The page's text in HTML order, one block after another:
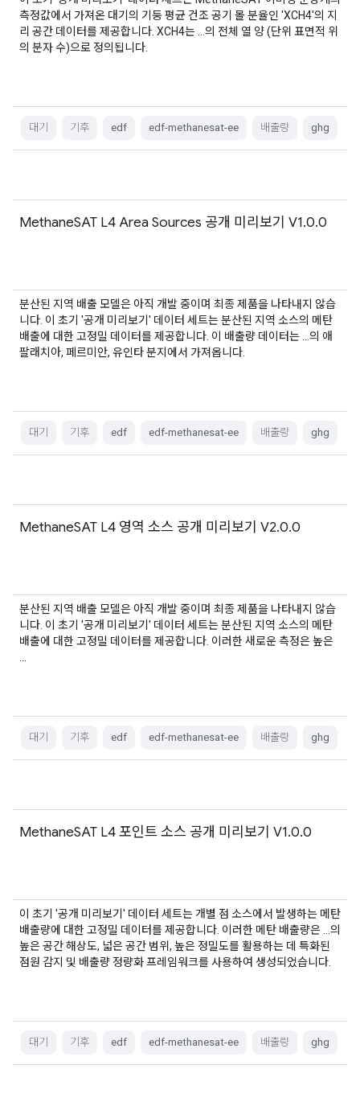
측정값에서 가져온 대기의 기둥 평균 건조 공기 몰 분율인 'XCH4'의 지
리 공간 데이터를 제공합니다. XCH4는 …의 전체 열 양 (단위 표면적 위
의 분자 수)으로 정의됩니다.
대기 기후 edf edf-methanesat-ee 배출량 ghg
MethaneSAT L4 Area Sources 공개 미리보기 V1.0.0
분산된 지역 배출 모델은 아직 개발 중이며 최종 제품을 나타내지 않습
니다. 이 초기 '공개 미리보기' 데이터 세트는 분산된 지역 소스의 메탄
배출에 대한 고정밀 데이터를 제공합니다. 이 배출량 데이터는 …의 애
팔래치아, 페르미안, 유인타 분지에서 가져옵니다.
대기 기후 edf edf-methanesat-ee 배출량 ghg
MethaneSAT L4 영역 소스 공개 미리보기 V2.0.0
분산된 지역 배출 모델은 아직 개발 중이며 최종 제품을 나타내지 않습
니다. 이 초기 '공개 미리보기' 데이터 세트는 분산된 지역 소스의 메탄
배출에 대한 고정밀 데이터를 제공합니다. 이러한 새로운 측정은 높은
대기 기후 edf edf-methanesat-ee 배출량 ghg
MethaneSAT L4 포인트 소스 공개 미리보기 V1.0.0
이 초기 '공개 미리보기' 데이터 세트는 개별 점 소스에서 발생하는 메탄
배출량에 대한 고정밀 데이터를 제공합니다. 이러한 메탄 배출량은 …의
높은 공간 해상도, 넓은 공간 범위, 높은 정밀도를 활용하는 데 특화된
점원 감지 및 배출량 정량화 프레임워크를 사용하여 생성되었습니다.
대기 기후 edf edf-methanesat-ee 배출량 ghg